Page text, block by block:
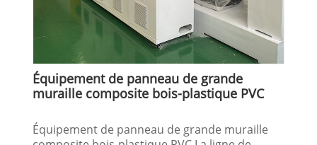
Équipement de panneau de grande
muraille composite bois-plastique PVC
Équipement de panneau de grande muraille